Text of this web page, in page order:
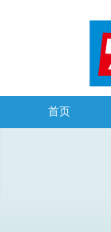
首页